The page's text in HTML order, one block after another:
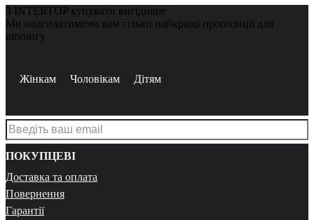
З INTERTOP купувати вигідніше
Ми надсилатимемо вам тільки найкращі пропозиції для
шопінгу
Жінкам Чоловікам Дітям
ПОКУПЦЕВІ
Доставка та оплата
Повернення
Гарантії